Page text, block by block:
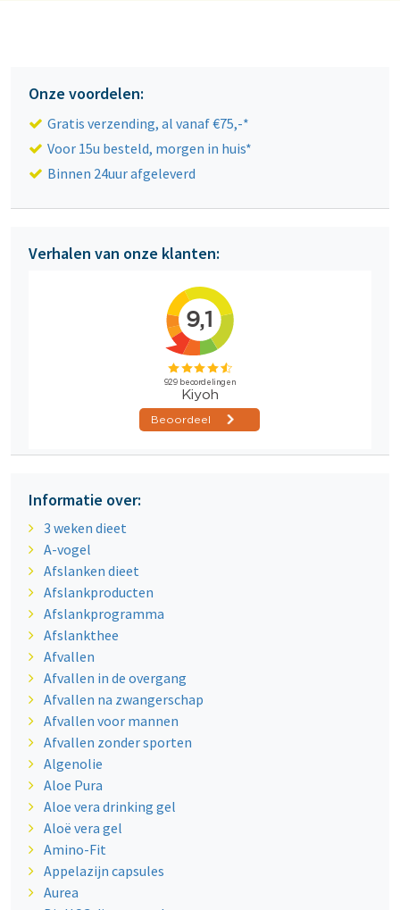
Onze voordelen:
Gratis verzending, al vanaf €75,-*
Voor 15u besteld, morgen in huis*
Binnen 24uur afgeleverd
Verhalen van onze klanten:
Informatie over:
3 weken dieet
A-vogel
Afslanken dieet
Afslankproducten
Afslankprogramma
Afslankthee
Afvallen
Afvallen in de overgang
Afvallen na zwangerschap
Afvallen voor mannen
Afvallen zonder sporten
Algenolie
Aloe Pura
Aloe vera drinking gel
Aloë vera gel
Amino-Fit
Appelazijn capsules
Aurea